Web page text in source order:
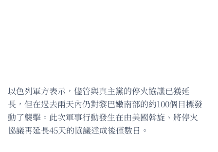
以色列軍方表示，儘管與真主黨的停火協議已獲延
長，但在過去兩天內仍對黎巴嫩南部的約100個目標發
動了襲擊。此次軍事行動發生在由美國斡旋、將停火
協議再延長45天的協議達成後僅數日。